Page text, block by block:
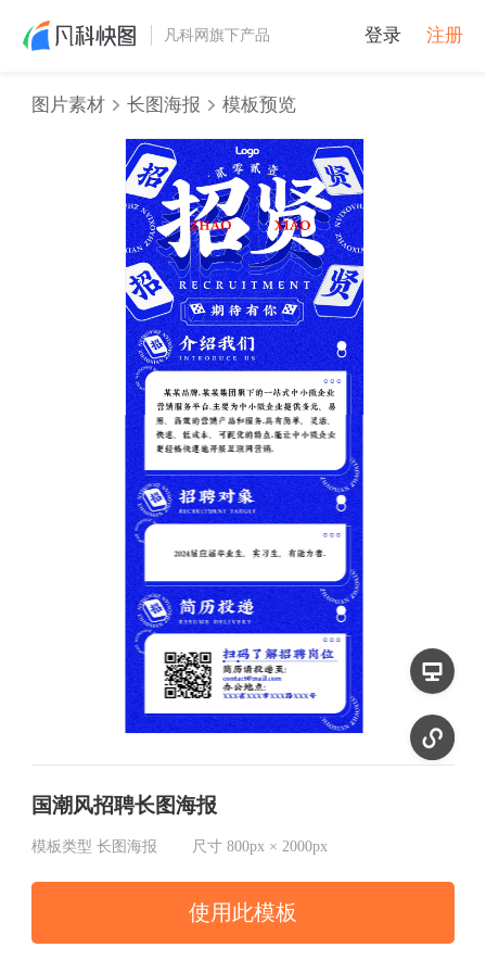
凡科网旗下产品 登录 注册
图片素材 长图海报 模板预览
国潮风招聘长图海报
模板类型 长图海报 尺寸 800px × 2000px
使用此模板